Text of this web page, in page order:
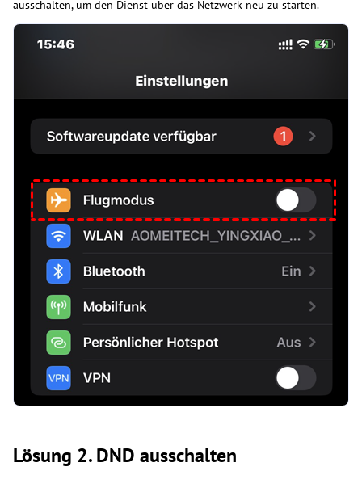
ausschalten, um den Dienst über das Netzwerk neu zu starten.
Lösung 2. DND ausschalten